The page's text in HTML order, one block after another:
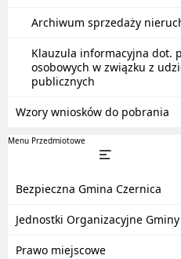
Archiwum sprzedaży
Klauzula informacyjna dot.
osobowych w związku z
publicznych
Wzory wniosków do pobrania
Menu Przedmiotowe
Bezpieczna Gmina Czernica
Jednostki Organizacyjne Gminy
Prawo miejscowe